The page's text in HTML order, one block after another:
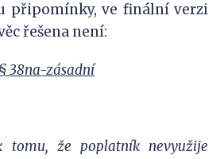
připomínky, ve finální verzi
řešena není:
38na-zásadní
tomu, že poplatník nevyužije